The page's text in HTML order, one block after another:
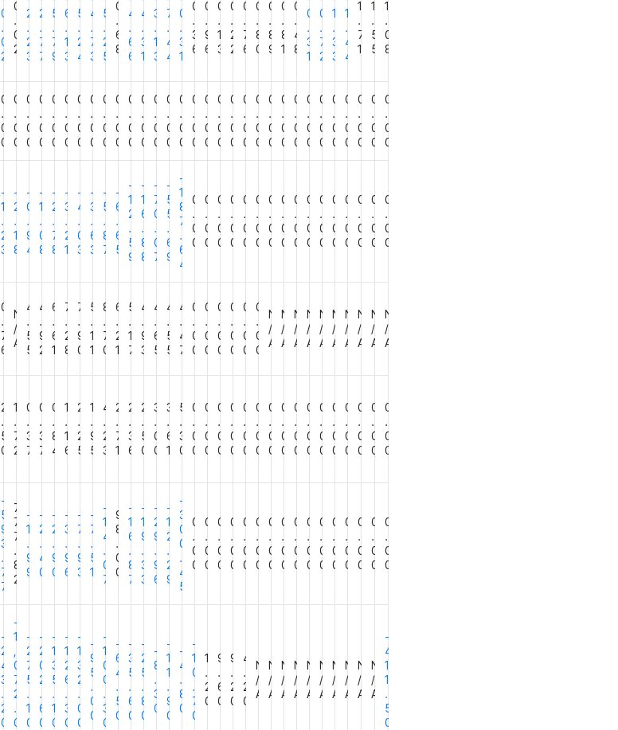
0
.
0
2
0
.
0
2
2
.
2
3
2
.
7
7
5
.
7
9
6
.
1
3
5
.
2
4
4
.
7
3
5
.
2
5
0
.
6
8
4
.
6
6
4
.
3
1
3
.
1
3
7
.
4
4
0
.
3
1
0
.
3
6
0
.
9
6
0
.
1
3
0
.
2
2
0
.
7
6
0
.
8
0
0
.
8
9
0
.
8
1
0
.
4
8
0
.
3
1
0
.
7
2
1
.
3
3
1
.
4
4
1
.
7
1
1
.
5
5
1
.
0
8
0
.
0
0
0
.
0
0
0
.
0
0
0
.
0
0
0
.
0
0
0
.
0
0
0
.
0
0
0
.
0
0
0
.
0
0
0
.
0
0
0
.
0
0
0
.
0
0
0
.
0
0
0
.
0
0
0
.
0
0
0
.
0
0
0
.
0
0
0
.
0
0
0
.
0
0
0
.
0
0
0
.
0
0
0
.
0
0
0
.
0
0
0
.
0
0
0
.
0
0
0
.
0
0
0
.
0
0
0
.
0
0
0
.
0
0
0
.
0
0
0
.
0
0
-
1
.
2
3
-
2
.
1
8
-
0
.
9
4
-
1
.
0
8
-
2
.
7
8
-
3
.
2
1
-
4
.
0
3
-
3
.
6
3
-
5
.
8
7
-
6
.
6
5
-
1
2
.
5
9
-
1
6
.
8
8
-
7
0
.
0
7
-
5
5
.
6
9
-
1
8
7
.
6
4
0
.
0
0
0
.
0
0
0
.
0
0
0
.
0
0
0
.
0
0
0
.
0
0
0
.
0
0
0
.
0
0
0
.
0
0
0
.
0
0
0
.
0
0
0
.
0
0
0
.
0
0
0
.
0
0
0
.
0
0
0
.
0
0
0
.
7
6
N
/
A
4
.
5
5
4
.
9
2
6
.
6
1
7
.
2
8
7
.
9
0
5
.
1
1
8
.
7
0
6
.
2
1
5
.
1
7
4
.
9
3
4
.
6
5
4
.
5
5
4
.
4
7
0
.
0
0
0
.
0
0
0
.
0
0
0
.
0
0
0
.
0
0
0
.
0
0
N
/
A
N
/
A
N
/
A
N
/
A
N
/
A
N
/
A
N
/
A
N
/
A
N
/
A
N
/
A
2
.
5
0
1
.
7
2
0
.
3
7
0
.
3
7
0
.
8
4
1
.
1
6
2
.
2
5
1
.
9
5
4
.
2
3
2
.
7
1
2
.
3
6
2
.
5
0
3
.
0
0
3
.
6
1
5
.
3
0
0
.
0
0
0
.
0
0
0
.
0
0
0
.
0
0
0
.
0
0
0
.
0
0
0
.
0
0
0
.
0
0
0
.
0
0
0
.
0
0
0
.
0
0
0
.
0
0
0
.
0
0
0
.
0
0
0
.
0
0
0
.
0
0
-
5
9
3
.
7
7
7
7
7
.
8
2
-
1
.
9
9
-
2
.
4
0
-
2
.
9
0
-
3
.
9
6
-
7
.
9
3
-
7
.
5
1
-
1
4
.
0
7
9
8
.
0
0
-
1
6
.
8
7
-
1
9
.
3
3
-
2
9
.
9
6
-
1
2
.
2
9
-
3
0
0
.
4
5
0
.
0
0
0
.
0
0
0
.
0
0
0
.
0
0
0
.
0
0
0
.
0
0
0
.
0
0
0
.
0
0
0
.
0
0
0
.
0
0
0
.
0
0
0
.
0
0
0
.
0
0
0
.
0
0
0
.
0
0
0
.
0
0
-
2
4
3
.
2
0
-
1
0
7
2
.
0
-
2
7
5
.
1
0
-
2
0
2
.
6
0
-
1
3
5
.
1
0
-
1
2
6
.
3
0
-
1
3
2
.
0
0
-
9
5
.
0
0
-
1
0
0
.
3
0
-
6
4
.
5
0
-
3
5
.
6
0
-
2
5
.
8
0
-
8
.
3
0
-
1
1
.
9
0
-
4
.
8
0
-
1
0
.
7
0
1
.
2
0
9
.
6
0
9
.
2
0
4
.
2
0
N
/
A
N
/
A
N
/
A
N
/
A
N
/
A
N
/
A
N
/
A
N
/
A
N
/
A
N
/
A
-
4
1
1
.
5
0